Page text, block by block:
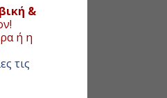
&
ή η
τις